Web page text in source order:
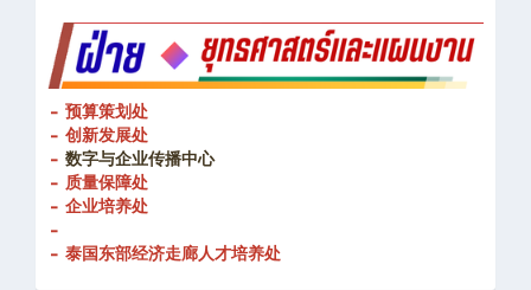
- 预算策划处
- 创新发展处
- 数字与企业传播中心
- 质量保障处
- 企业培养处
-
- 泰国东部经济走廊人才培养处